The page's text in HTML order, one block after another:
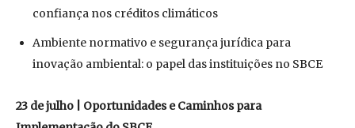
confiança nos créditos climáticos
Ambiente normativo e segurança jurídica para
inovação ambiental: o papel das instituições no SBCE
23 de julho | Oportunidades e Caminhos para